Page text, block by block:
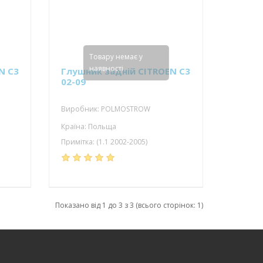
C3
Глушник задній CITROEN C3
02-09
Виробник: POLMOSTROW
Країна: Польща
Примітка: (1.1 2002-2005)
Товару немає у
наявності
Показано від 1 до 3 з 3 (всього сторінок: 1)